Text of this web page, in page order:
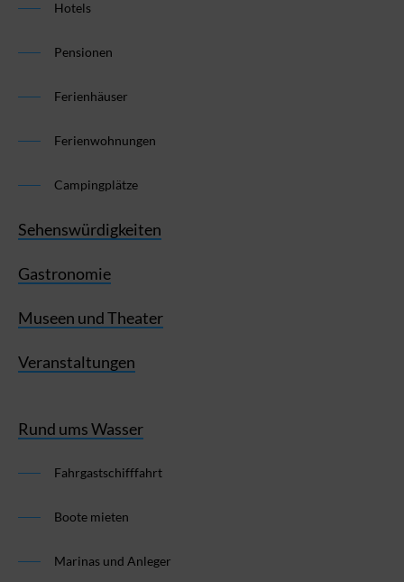
Hotels
Pensionen
Ferienhäuser
Ferienwohnungen
Campingplätze
Sehenswürdigkeiten
Gastronomie
Museen und Theater
Veranstaltungen
Rund ums Wasser
Fahrgastschifffahrt
Boote mieten
Marinas und Anleger